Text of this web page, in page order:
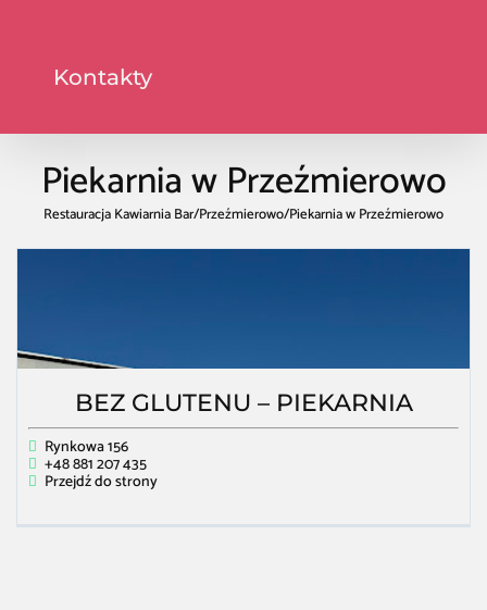
Kontakty
Piekarnia w Przeźmierowo
Restauracja Kawiarnia Bar/Przeźmierowo/Piekarnia w Przeźmierowo
BEZ GLUTENU – PIEKARNIA
Rynkowa 156
+48 881 207 435
Przejdź do strony